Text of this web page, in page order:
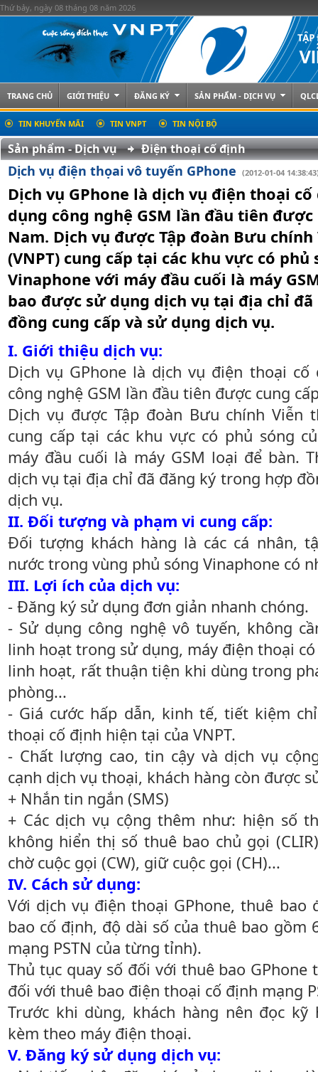
Thứ bảy, ngày 08 tháng 08 năm 2026
TRANG CHỦ GIỚI THIỆU ĐĂNG KÝ SẢN PHẨM - DỊCH VỤ
TIN KHUYẾN MÃI TIN VNPT TIN NỘI BỘ
Sản phẩm - Dịch vụ Điện thoại cố định
Dịch vụ điện thọai vô tuyến GPhone (2012-01-04
Dịch vụ GPhone là dịch vụ điện thoại
dụng công nghệ GSM lần đầu tiên
Nam. Dịch vụ được Tập đoàn Bưu
(VNPT) cung cấp tại các khu vực có phủ
Vinaphone với máy đầu cuối là máy
bao được sử dụng dịch vụ tại địa chỉ
đồng cung cấp và sử dụng dịch vụ.
I. Giới thiệu dịch vụ:
Dịch vụ GPhone là dịch vụ điện thoại
công nghệ GSM lần đầu tiên được cung
Dịch vụ được Tập đoàn Bưu chính Viễn
cung cấp tại các khu vực có phủ sóng
máy đầu cuối là máy GSM loại để bàn.
dịch vụ tại địa chỉ đã đăng ký trong hợp
dịch vụ.
II. Đối tượng và phạm vi cung cấp:
Đối tượng khách hàng là các cá nhân,
nước trong vùng phủ sóng Vinaphone có
III. Lợi ích của dịch vụ:
- Đăng ký sử dụng đơn giản nhanh chóng.
- Sử dụng công nghệ vô tuyến, không
linh hoạt trong sử dụng, máy điện thoại
linh hoạt, rất thuận tiện khi dùng trong
phòng...
- Giá cước hấp dẫn, kinh tế, tiết kiệm
thoại cố định hiện tại của VNPT.
- Chất lượng cao, tin cậy và dịch vụ
cạnh dịch vụ thoại, khách hàng còn được
+ Nhắn tin ngắn (SMS)
+ Các dịch vụ cộng thêm như: hiện số
không hiển thị số thuê bao chủ gọi
chờ cuộc gọi (CW), giữ cuộc gọi (CH)...
IV. Cách sử dụng:
Với dịch vụ điện thoại GPhone, thuê bao
bao cố định, độ dài số của thuê bao gồm
mạng PSTN của từng tỉnh).
Thủ tục quay số đối với thuê bao
đối với thuê bao điện thoại cố định mạng
Trước khi dùng, khách hàng nên đọc
kèm theo máy điện thoại.
V. Đăng ký sử dụng dịch vụ: